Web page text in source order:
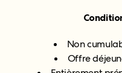
Non
Offre